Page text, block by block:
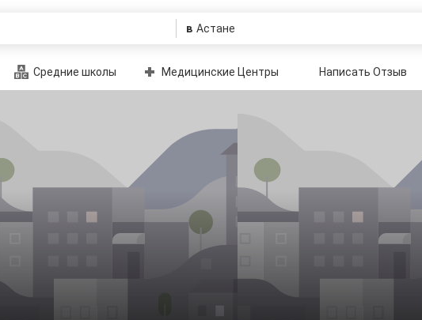
в
Средние школы Медицинские Центры Написать Отзыв